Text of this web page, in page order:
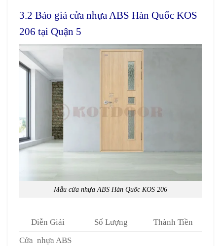
3.2 Báo giá cửa nhựa ABS Hàn Quốc KOS
206 tại Quận 5
Mẫu cửa nhựa ABS Hàn Quốc KOS 206
Diễn Giải Số Lượng
Thành Tiền
Cửa nhựa ABS